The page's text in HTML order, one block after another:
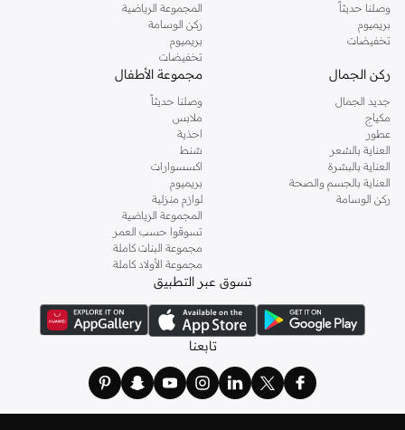
وصلنا حديثاً
بريميوم
تخفيضات
المجموعة الرياضية
ركن الوسامة
بريميوم
تخفيضات
ركن الجمال
جديد الجمال
مكياج
عطور
العناية بالشعر
العناية بالبشرة
العناية بالجسم والصحة
ركن الوسامة
مجموعة الأطفال
وصلنا حديثاً
ملابس
احذية
شنط
اكسسوارات
بريميوم
لوازم منزلية
المجموعة الرياضية
تسوقوا حسب العمر
مجموعة البنات كاملة
مجموعة الأولاد كاملة
تسوق عبر التطبيق
تابعنا